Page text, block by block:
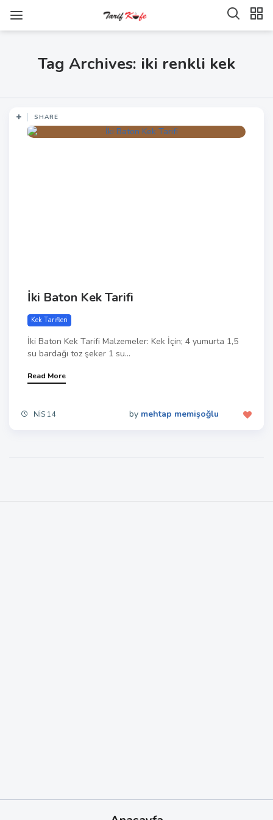
Tag Archives: iki renkli kek
SHARE
İki Baton Kek Tarifi
Kek Tarifleri
İki Baton Kek Tarifi Malzemeler: Kek İçin; 4 yumurta 1,5
su bardağı toz şeker 1 su...
Read More
NIS 14 by mehtap memişoğlu